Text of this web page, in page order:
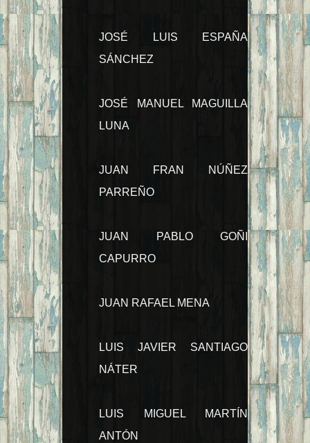
JOSÉ LUIS ESPAÑA
SÁNCHEZ
JOSÉ MANUEL MAGUILLA
LUNA
JUAN FRAN NÚÑEZ
PARREÑO
JUAN PABLO GOÑI
CAPURRO
JUAN RAFAEL MENA
LUIS JAVIER SANTIAGO
NÁTER
LUIS MIGUEL MARTÍN
ANTÓN